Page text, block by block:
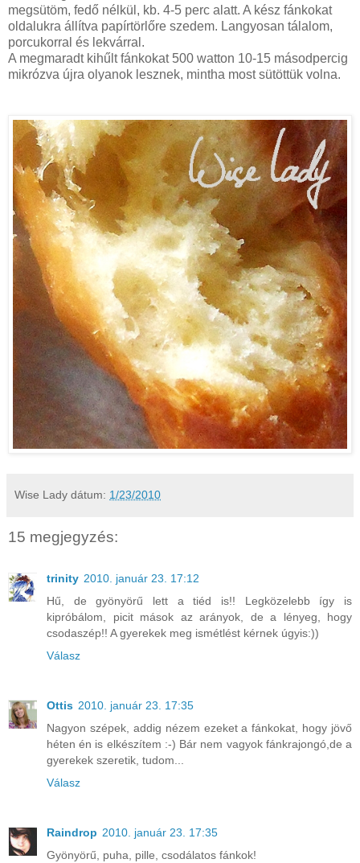
megsütöm, fedő nélkül, kb. 4-5 perc alatt. A kész fánkokat
oldalukra állítva papírtörlőre szedem. Langyosan tálalom,
porcukorral és lekvárral.
A megmaradt kihűlt fánkokat 500 watton 10-15 másodpercig
mikrózva újra olyanok lesznek, mintha most sütöttük volna.
Wise Lady dátum: 1/23/2010
15 megjegyzés:
trinity 2010. január 23. 17:12
Hű, de gyönyörű lett a tiéd is!! Legközelebb így is
kipróbálom, picit mások az arányok, de a lényeg, hogy
csodaszép!! A gyerekek meg ismétlést kérnek úgyis:))
Válasz
Ottis 2010. január 23. 17:35
Nagyon szépek, addig nézem ezeket a fánkokat, hogy jövő
héten én is elkészítem :-) Bár nem vagyok fánkrajongó,de a
gyerekek szeretik, tudom...
Válasz
Raindrop 2010. január 23. 17:35
Gyönyörű, puha, pille, csodálatos fánkok!